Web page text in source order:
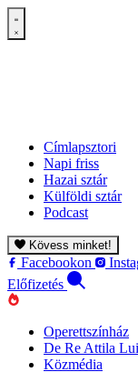
Címlapsztori
Napi friss
Hazai sztár
Külföldi sztár
Podcast
Kövess minket!
Facebookon
Előfizetés
Operettszínház
De Re Attila
Közmédia